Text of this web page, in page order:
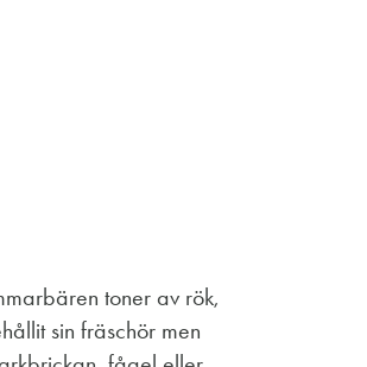
toner av rök,
sin fräschör men